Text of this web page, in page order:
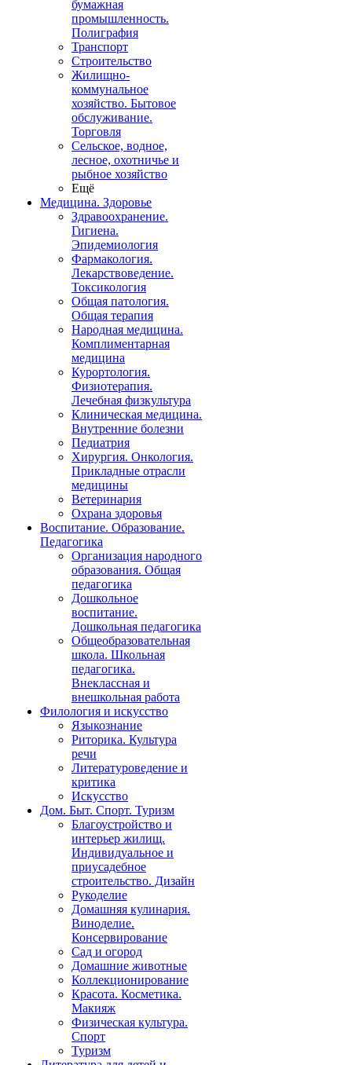
бумажная
промышленность.
Полиграфия
Транспорт
Строительство
Жилищно-
коммунальное
хозяйство. Бытовое
обслуживание.
Торговля
Сельское, водное,
лесное, охотничье и
рыбное хозяйство
Ещё
Медицина. Здоровье
Здравоохранение.
Гигиена.
Эпидемиология
Фармакология.
Лекарствоведение.
Токсикология
Общая патология.
Общая терапия
Народная медицина.
Комплиментарная
медицина
Курортология.
Физиотерапия.
Лечебная физкультура
Клиническая медицина.
Внутренние болезни
Педиатрия
Хирургия. Онкология.
Прикладные отрасли
медицины
Ветеринария
Охрана здоровья
Воспитание. Образование.
Педагогика
Организация народного
образования. Общая
педагогика
Дошкольное
воспитание.
Дошкольная педагогика
Общеобразовательная
школа. Школьная
педагогика.
Внеклассная и
внешкольная работа
Филология и искусство
Языкознание
Риторика. Культура
речи
Литературоведение и
критика
Искусство
Дом. Быт. Спорт. Туризм
Благоустройство и
интерьер жилищ.
Индивидуальное и
приусадебное
строительство. Дизайн
Рукоделие
Домашняя кулинария.
Виноделие.
Консервирование
Сад и огород
Домашние животные
Коллекционирование
Красота. Косметика.
Макияж
Физическая культура.
Спорт
Туризм